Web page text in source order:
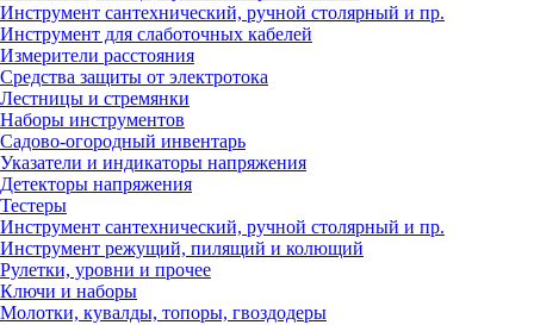
Инструмент сантехнический, ручной столярный и пр.
Инструмент для слаботочных кабелей
Измерители расстояния
Средства защиты от электротока
Лестницы и стремянки
Наборы инструментов
Садово-огородный инвентарь
Указатели и индикаторы напряжения
Детекторы напряжения
Тестеры
Инструмент сантехнический, ручной столярный и пр.
Инструмент режущий, пилящий и колющий
Рулетки, уровни и прочее
Ключи и наборы
Молотки, кувалды, топоры, гвоздодеры